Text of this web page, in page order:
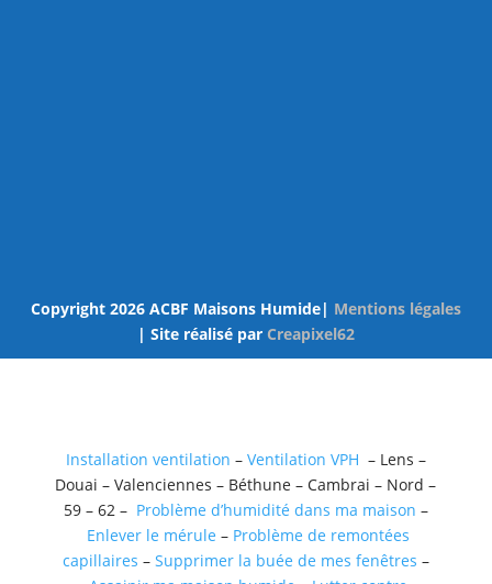
Copyright 2026 ACBF Maisons Humide| Mentions légales
| Site réalisé par Creapixel62
Installation ventilation – Ventilation VPH – Lens –
Douai – Valenciennes – Béthune – Cambrai – Nord –
59 – 62 – Problème d’humidité dans ma maison –
Enlever le mérule – Problème de remontées
capillaires – Supprimer la buée de mes fenêtres –